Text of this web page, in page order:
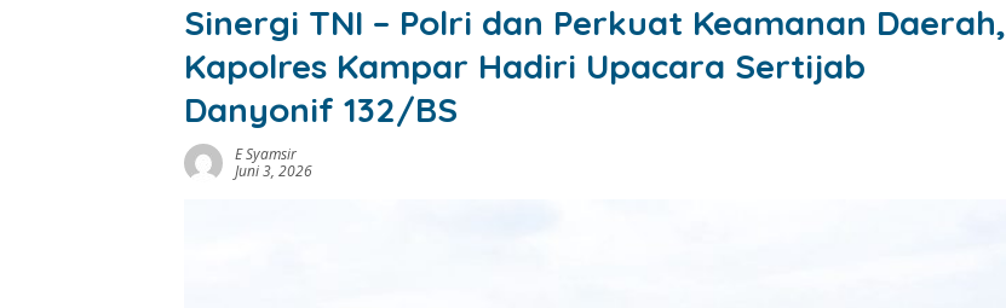
Sinergi TNI – Polri dan Perkuat Keamanan Daerah,
Kapolres Kampar Hadiri Upacara Sertijab
Danyonif 132/BS
E Syamsir
Juni 3, 2026